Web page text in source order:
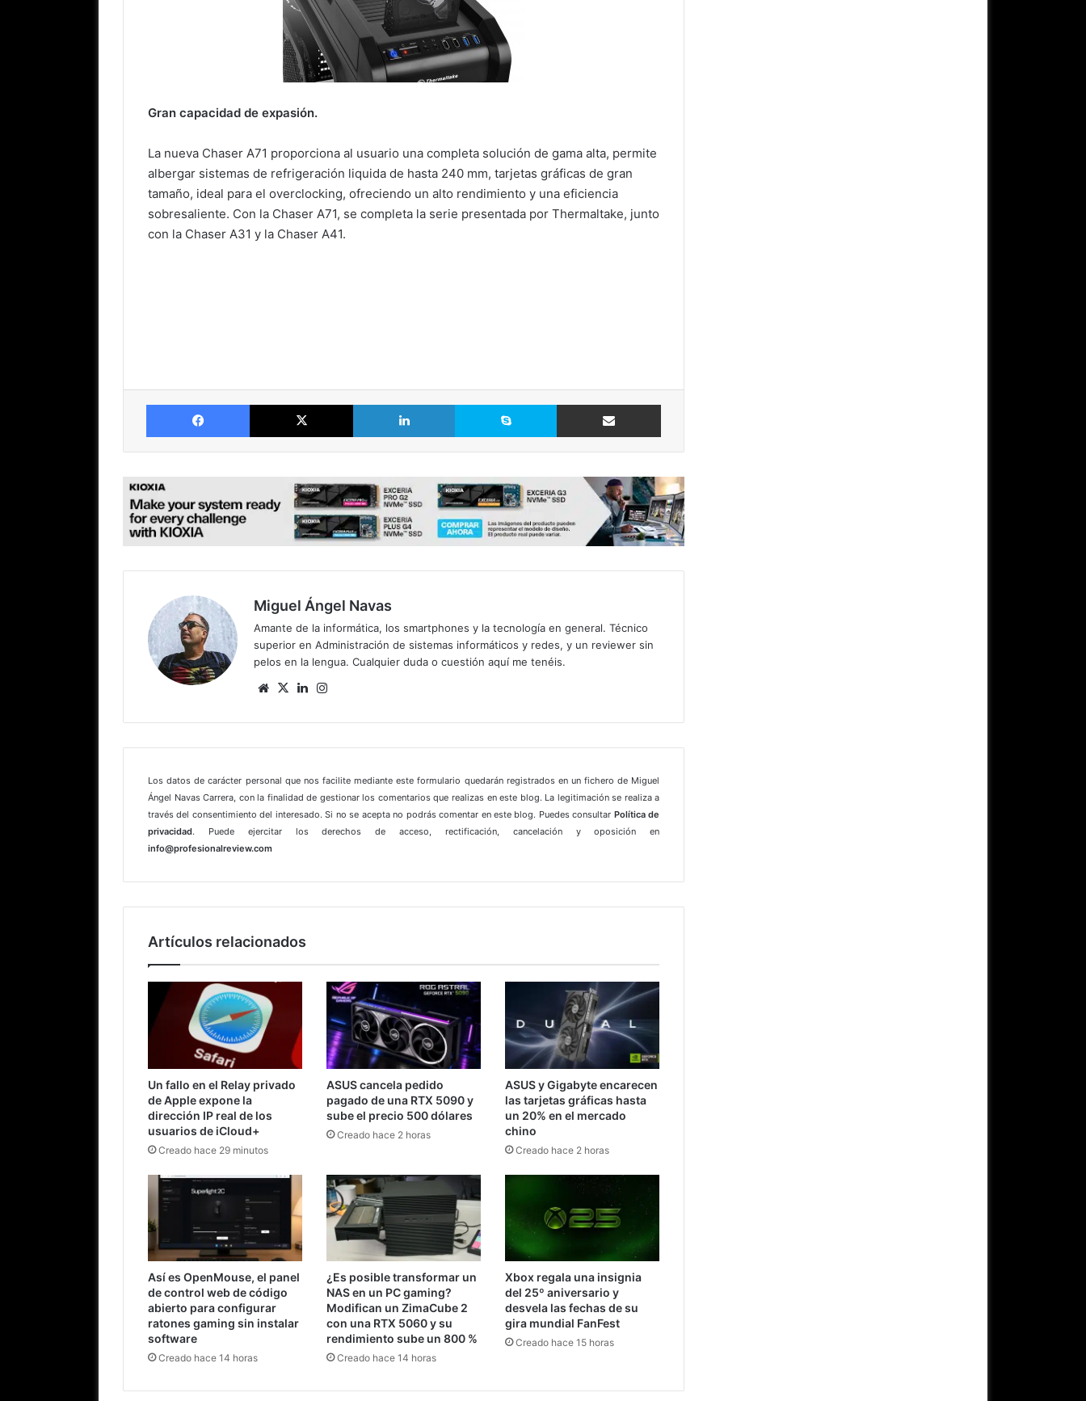
Gran capacidad de expasión.
La nueva Chaser A71 proporciona al usuario una completa solución de gama alta, permite
albergar sistemas de refrigeración liquida de hasta 240 mm, tarjetas gráficas de gran
tamaño, ideal para el overclocking, ofreciendo un alto rendimiento y una eficiencia
sobresaliente. Con la Chaser A71, se completa la serie presentada por Thermaltake, junto
con la Chaser A31 y la Chaser A41.
Facebook X LinkedIn Skype Comparte vía Email
Miguel Ángel Navas
Amante de la informática, los smartphones y la tecnología en general. Técnico
superior en Administración de sistemas informáticos y redes, y un reviewer sin
pelos en la lengua. Cualquier duda o cuestión aquí me tenéis.
SitioX LinkedIn
Los datos de carácter personal que nos facilite mediante este formulario quedarán registrados en un fichero de Miguel
Ángel Navas Carrera, con la finalidad de gestionar los comentarios que realizas en este blog. La legitimación se realiza a
través del consentimiento del interesado. Si no se acepta no podrás comentar en este blog. Puedes consultar Política de
privacidad. Puede ejercitar los derechos de acceso, rectificación, cancelación y oposición en
info@profesionalreview.com
Artículos relacionados
Un fallo en el Relay privado
de Apple expone la
dirección IP real de los
usuarios de iCloud+
Creado hace 29 minutos
ASUS cancela pedido
pagado de una RTX 5090 y
sube el precio 500 dólares
Creado hace 2 horas
ASUS y Gigabyte encarecen
las tarjetas gráficas hasta
un 20% en el mercado
chino
Creado hace 2 horas
Así es OpenMouse, el panel
de control web de código
abierto para configurar
ratones gaming sin instalar
software
Creado hace 14 horas
¿Es posible transformar un
NAS en un PC gaming?
Modifican un ZimaCube 2
con una RTX 5060 y su
rendimiento sube un 800 %
Creado hace 14 horas
Xbox regala una insignia
del 25º aniversario y
desvela las fechas de su
gira mundial FanFest
Creado hace 15 horas